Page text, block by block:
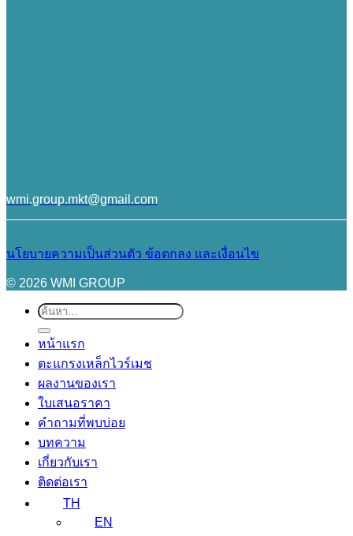
wmi.group.mkt@gmail.com
นโยบายความเป็นส่วนตัว ข้อตกลง และเงื่อนไข
© 2026 WMI GROUP
ค้นหา:
หน้าแรก
ตะแกรงเหล็กไวร์เมช
ผลงานของเรา
ใบเสนอราคา
คำถามที่พบบ่อย
บทความ
เกี่ยวกับเรา
ติดต่อเรา
TH
EN